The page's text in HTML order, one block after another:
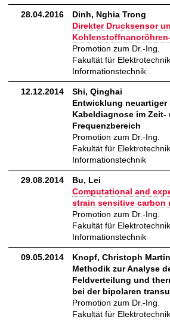
28.04.2016
Dinh, Nghia Trong
Direkter Drucksensor
Promotion zum Dr.-Ing.
Fakultät für
Informationstechnik
12.12.2014
Shi, Qinghai
Entwicklung neuartiger
Kabeldiagnose im Zeit-
Frequenzbereich
Promotion zum Dr.-Ing.
Fakultät für
Informationstechnik
29.08.2014
Bu, Lei
Computational and
strain sensitive carbon
Promotion zum Dr.-Ing.
Fakultät für
Informationstechnik
09.05.2014
Knopf, Christoph Martin
Methodik zur Analyse
Feldverteilung und
bei der bipolaren
Promotion zum Dr.-Ing.
Fakultät für